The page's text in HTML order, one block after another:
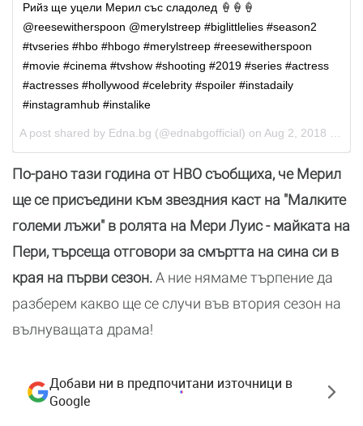
Рийз ще уцели Мерил със сладолед 🍦🍦🍦
@reesewitherspoon @merylstreep #biglittlelies #season2
#tvseries #hbo #hbogo #merylstreep #reesewitherspoon
#movie #cinema #tvshow #shooting #2019 #series #actress
#actresses #hollywood #celebrity #spoiler #instadaily
#instagramhub #instalike
A post shared by Edna.bg (@ednabgofficial) on Aug 2, 2018 at 11:42pm PDT
По-рано тази година от HBO съобщиха, че Мерил
ще се присъедини към звездния каст на "Малките
големи лъжи" в ролята на Мери Луис - майката на
Пери, търсеща отговори за смъртта на сина си в
края на първи сезон.А ние нямаме търпение да
разберем какво ще се случи във втория сезон на
вълнуващата драма!
Добави ни в предпочитани източници в
Google